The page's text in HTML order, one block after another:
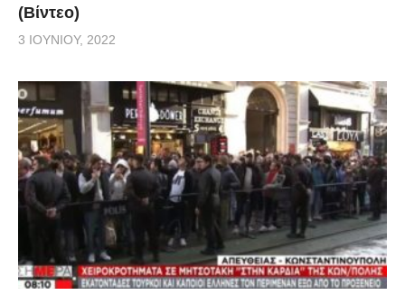
(Βίντεο)
3 ΙΟΥΝΊΟΥ, 2022